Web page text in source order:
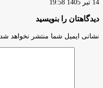
14 تیر 1405 19:58
دیدگاهتان را بنویسید
نشانی ایمیل شما منتشر نخواهد شد.